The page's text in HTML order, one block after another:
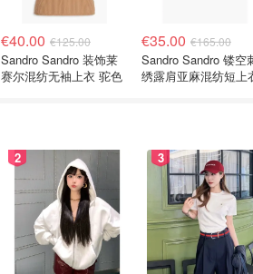
€40.00 €125.00
Sandro Sandro 装饰莱
赛尔混纺无袖上衣 驼色
€35.00 €165.00
Sandro Sandro 镂空
绣露肩亚麻混纺短上
2 3